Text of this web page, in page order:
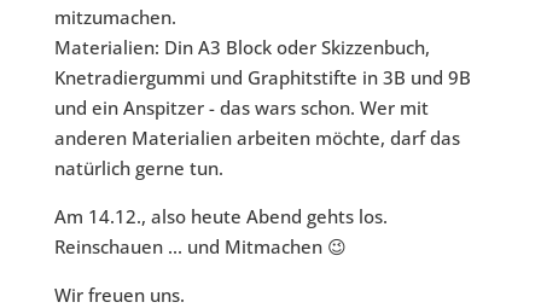
mitzumachen.
Materialien: Din A3 Block oder Skizzenbuch,
Knetradiergummi und Graphitstifte in 3B und 9B
und ein Anspitzer - das wars schon. Wer mit
anderen Materialien arbeiten möchte, darf das
natürlich gerne tun.
Am 14.12., also heute Abend gehts los.
Reinschauen ... und Mitmachen 😉
Wir freuen uns.